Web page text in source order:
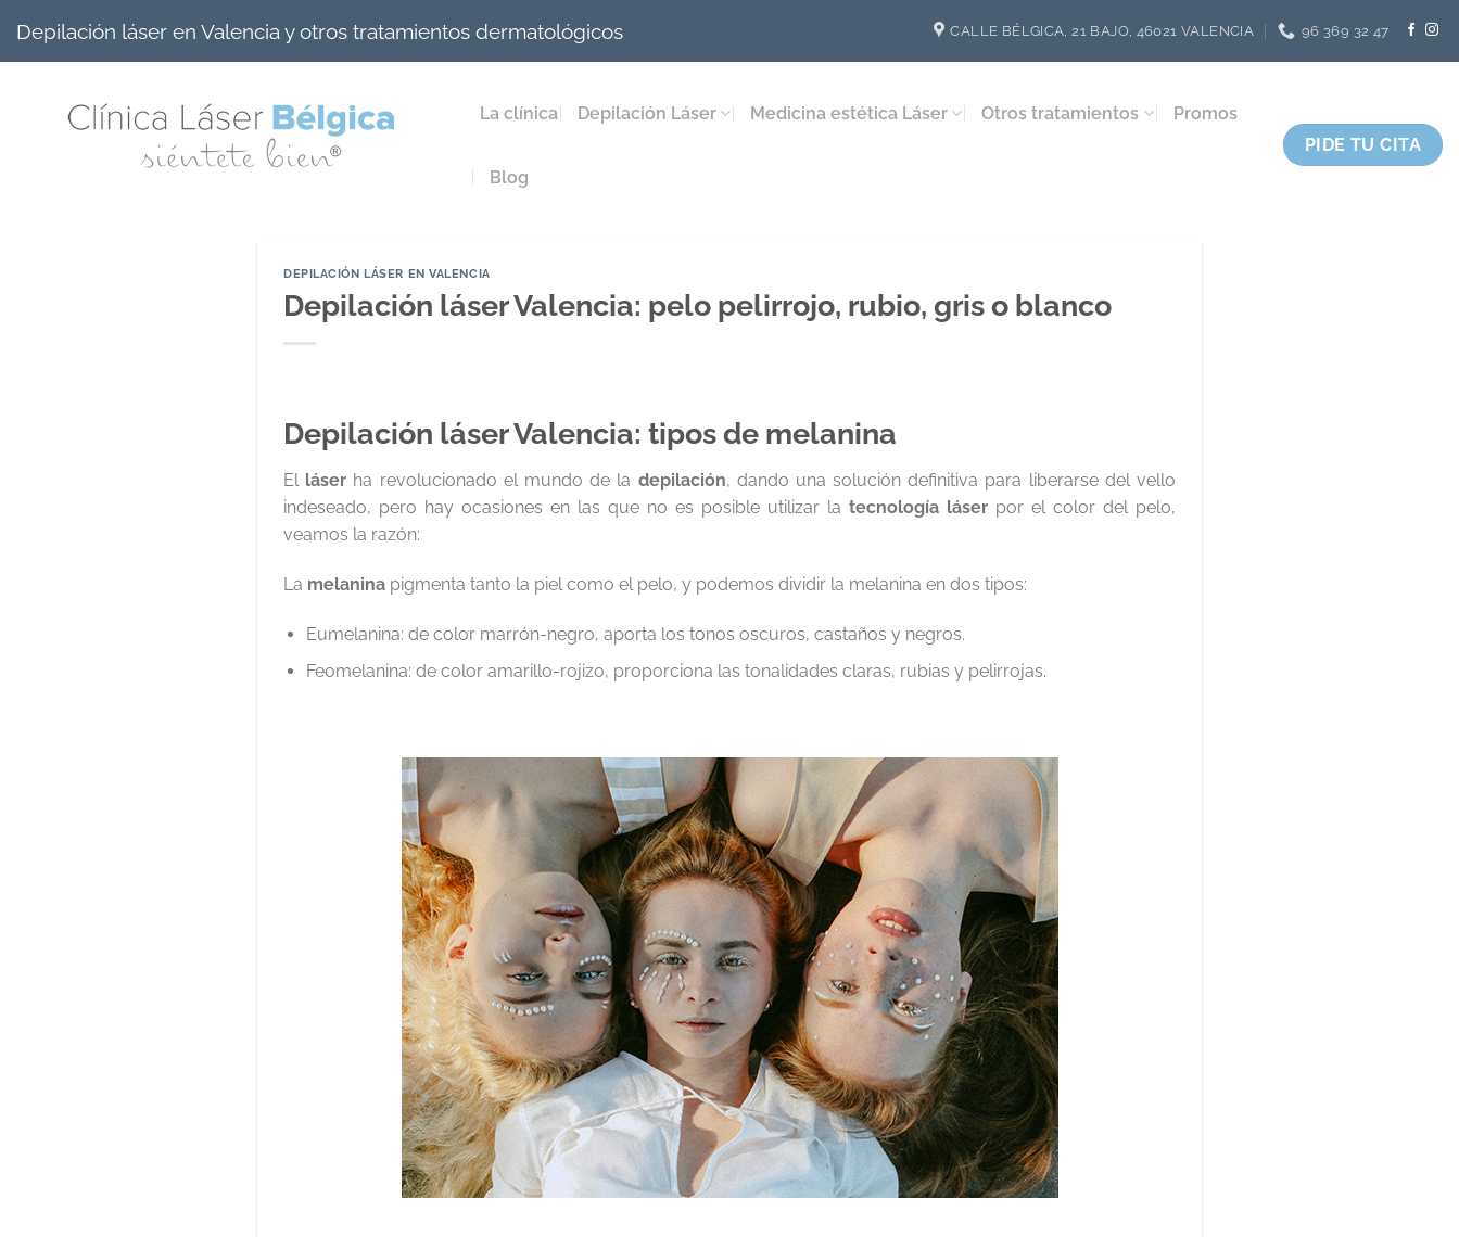
contenido
Depilación láser en Valencia y otros tratamientos dermatológicos CALLE BÉLGICA, 21 BAJO, 46021 VALENCIA 96 369 32 47
La clínica Depilación Láser Medicina estética Láser Otros tratamientos Promos
Blog
PIDE TU CITA
DEPILACIÓN LÁSER EN VALENCIA
Depilación láser Valencia: pelo pelirrojo, rubio, gris o blanco
Depilación láser Valencia: tipos de melanina
El láser ha revolucionado el mundo de la depilación, dando una solución definitiva para liberarse del vello
indeseado, pero hay ocasiones en las que no es posible utilizar la tecnología láser por el color del pelo,
veamos la razón:
La melanina pigmenta tanto la piel como el pelo, y podemos dividir la melanina en dos tipos:
Eumelanina: de color marrón-negro, aporta los tonos oscuros, castaños y negros.
Feomelanina: de color amarillo-rojizo, proporciona las tonalidades claras, rubias y pelirrojas.